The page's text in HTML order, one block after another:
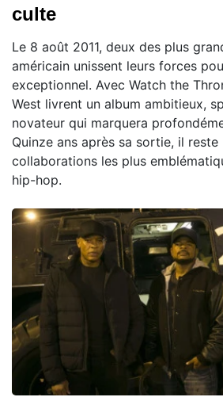
culte
Le 8 août 2011, deux des plus
américain unissent leurs forces
exceptionnel. Avec Watch the
West livrent un album ambitieux,
novateur qui marquera
Quinze ans après sa sortie, il reste
collaborations les plus
hip-hop.